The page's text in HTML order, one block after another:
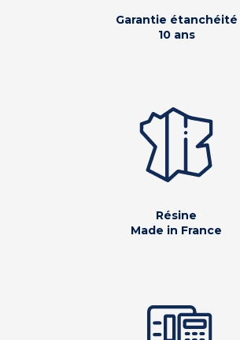
Garantie étanchéité
10 ans
Résine
Made in France